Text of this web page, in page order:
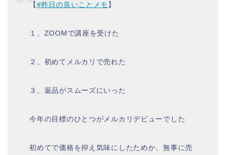
【#昨日の良いことメモ 】
１、ZOOMで講座を受けた
２、初めてメルカリで売れた
３、返品がスムーズにいった
今年の目標のひとつがメルカリデビューでした
初めてで価格を抑え気味にしたためか、無事に売